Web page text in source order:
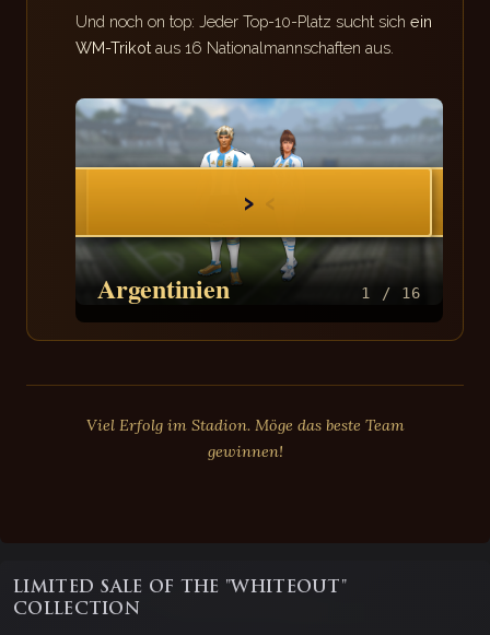
Und noch on top: Jeder Top-10-Platz sucht sich ein
WM-Trikot aus 16 Nationalmannschaften aus.
‹
›
Argentinien 1 / 16
Viel Erfolg im Stadion. Möge das beste Team
gewinnen!
LIMITED SALE OF THE "WHITEOUT"
COLLECTION